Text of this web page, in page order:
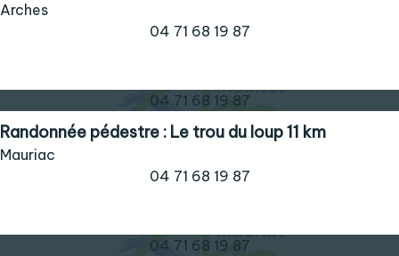
Arches
04 71 68 19 87
04 71 68 19 87
Randonnée pédestre : Le trou du loup 11 km
Mauriac
04 71 68 19 87
04 71 68 19 87